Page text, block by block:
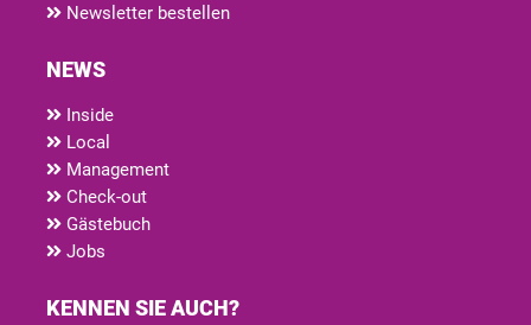
Newsletter bestellen
NEWS
Inside
Local
Management
Check-out
Gästebuch
Jobs
KENNEN SIE AUCH?